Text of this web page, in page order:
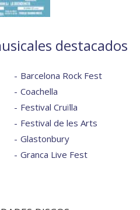
destacados
Barcelona Rock Fest
Coachella
Festival Cruïlla
Festival de les Arts
Glastonbury
Granca Live Fest